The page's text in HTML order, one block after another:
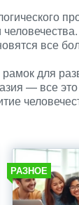
все
для
— все
РАЗНОЕ